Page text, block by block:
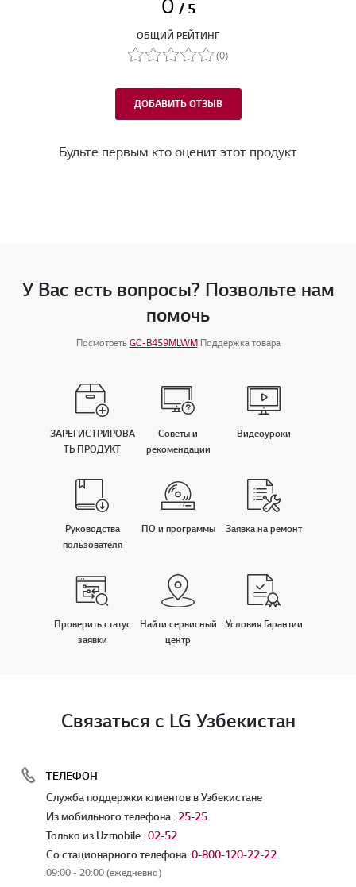
0 / 5
ОБЩИЙ РЕЙТИНГ
(0)
ДОБАВИТЬ ОТЗЫВ
Будьте первым кто оценит этот продукт
У Вас есть вопросы? Позвольте нам
помочь
ПосмотретьGC-B459MLWMПоддержка товара
ЗАРЕГИСТРИРОВА
ТЬ ПРОДУКТ
Советы и
рекомендации
Видеоуроки
Руководства
пользователя
ПО и программы Заявка на ремонт
Проверить статус
заявки
Найти сервисный
центр
Условия Гарантии
Связаться с LG Узбекистан
ТЕЛЕФОН
Служба поддержки клиентов в Узбекистане
Из мобильного телефона :25-25
Только из Uzmobile :02-52
Со стационарного телефона :0-800-120-22-22
09:00 - 20:00 (ежедневно)